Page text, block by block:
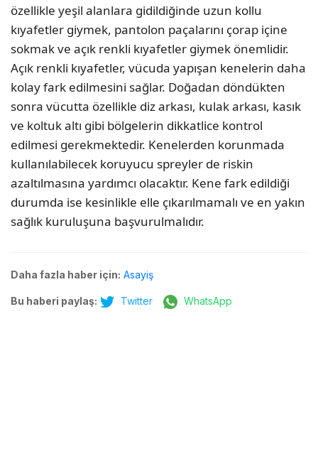
özellikle yeşil alanlara gidildiğinde uzun kollu
kıyafetler giymek, pantolon paçalarını çorap içine
sokmak ve açık renkli kıyafetler giymek önemlidir.
Açık renkli kıyafetler, vücuda yapışan kenelerin daha
kolay fark edilmesini sağlar. Doğadan döndükten
sonra vücutta özellikle diz arkası, kulak arkası, kasık
ve koltuk altı gibi bölgelerin dikkatlice kontrol
edilmesi gerekmektedir. Kenelerden korunmada
kullanılabilecek koruyucu spreyler de riskin
azaltılmasına yardımcı olacaktır. Kene fark edildiği
durumda ise kesinlikle elle çıkarılmamalı ve en yakın
sağlık kuruluşuna başvurulmalıdır.
Daha fazla haber için: Asayiş
Bu haberi paylaş: Twitter WhatsApp